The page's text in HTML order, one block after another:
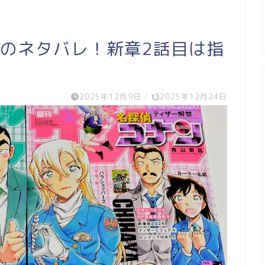
ネタバレ！新章2話目は指
2025年12月9日 / 2025年12月24日